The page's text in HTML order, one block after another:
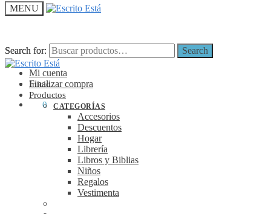
MENU
Search for: Search
Mi cuenta
Finalizar compra
0
Search for: Search
Inicio
Productos
CATEGORÍAS
Accesorios
Descuentos
Hogar
Librería
Libros y Biblias
Niños
Regalos
Vestimenta